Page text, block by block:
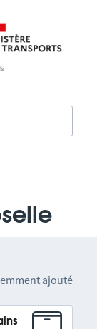
ajouté